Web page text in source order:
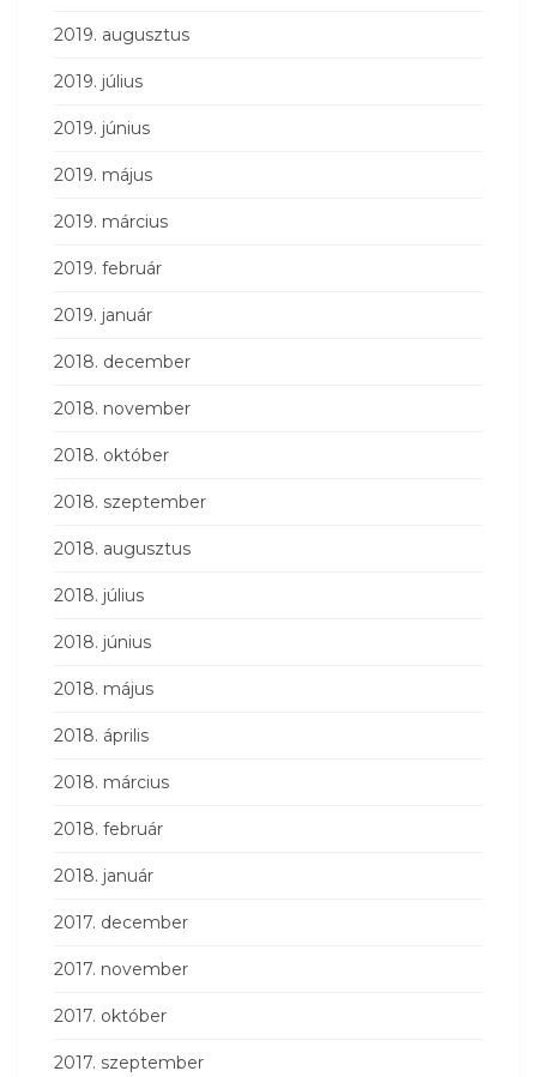
2019. augusztus
2019. július
2019. június
2019. május
2019. március
2019. február
2019. január
2018. december
2018. november
2018. október
2018. szeptember
2018. augusztus
2018. július
2018. június
2018. május
2018. április
2018. március
2018. február
2018. január
2017. december
2017. november
2017. október
2017. szeptember